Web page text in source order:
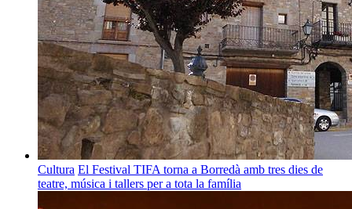
Cultura El Festival TIFA torna a Borredà amb tres dies de
teatre, música i tallers per a tota la família